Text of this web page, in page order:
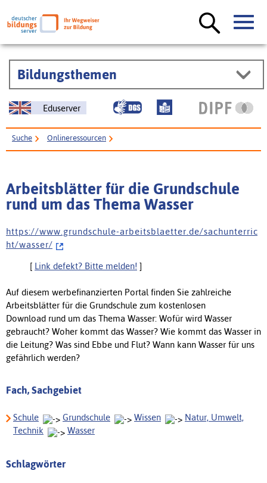
Bildungsthemen
Eduserver
Suche Onlineressourcen
Arbeitsblätter für die Grundschule
rund um das Thema Wasser
h t t p s : / / w w w . g r u n d s c h u l e - a r b e i t s b l a e t t e r . d e / s a c h u n t e r r i c
h t / w a s s e r /
[ Link defekt? Bitte melden! ]
Auf diesem werbefinanzierten Portal finden Sie zahlreiche
Arbeitsblätter für die Grundschule zum kostenlosen
Download rund um das Thema Wasser: Wofür wird Wasser
gebraucht? Woher kommt das Wasser? Wie kommt das Wasser in
die Leitung? Was sind Ebbe und Flut? Wann kann Wasser für uns
gefährlich werden?
Fach, Sachgebiet
Schule Grundschule Wissen
Natur, Umwelt,
Technik
Wasser
Schlagwörter